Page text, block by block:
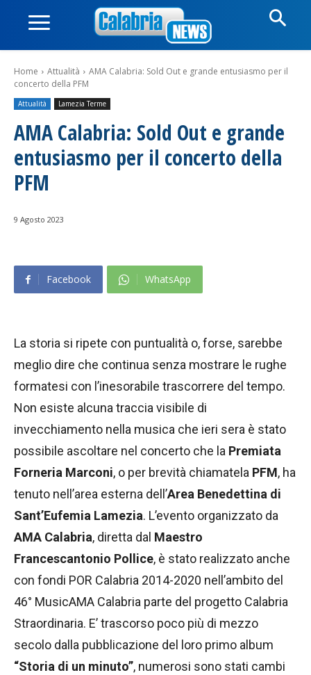
Home Attualità
AMA Calabria: Sold Out e grande entusiasmo per il
concerto della PFM
Attualità Lamezia Terme
AMA Calabria: Sold Out e grande
entusiasmo per il concerto della
PFM
9 Agosto 2023
Facebook WhatsApp
La storia si ripete con puntualità o, forse, sarebbe
meglio dire che continua senza mostrare le rughe
formatesi con l’inesorabile trascorrere del tempo.
Non esiste alcuna traccia visibile di
invecchiamento nella musica che ieri sera è stato
possibile ascoltare nel concerto che la Premiata
Forneria Marconi, o per brevità chiamatela PFM, ha
tenuto nell’area esterna dell’Area Benedettina di
Sant’Eufemia Lamezia. L’evento organizzato da
AMA Calabria, diretta dal Maestro
Francescantonio Pollice, è stato realizzato anche
con fondi POR Calabria 2014-2020 nell’ambito del
46° MusicAMA Calabria parte del progetto Calabria
Straordinaria. E’ trascorso poco più di mezzo
secolo dalla pubblicazione del loro primo album
“Storia di un minuto”, numerosi sono stati cambi